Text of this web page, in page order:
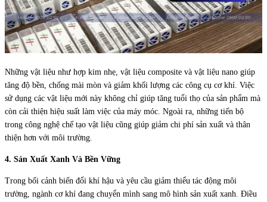
Những vật liệu như hợp kim nhẹ, vật liệu composite và vật liệu nano giúp
tăng độ bền, chống mài mòn và giảm khối lượng các công cụ cơ khí. Việc
sử dụng các vật liệu mới này không chỉ giúp tăng tuổi thọ của sản phẩm mà
còn cải thiện hiệu suất làm việc của máy móc. Ngoài ra, những tiến bộ
trong công nghệ chế tạo vật liệu cũng giúp giảm chi phí sản xuất và thân
thiện hơn với môi trường.
4. Sản Xuất Xanh Và Bền Vững
Trong bối cảnh biến đổi khí hậu và yêu cầu giảm thiểu tác động môi
trường, ngành cơ khí đang chuyển mình sang mô hình sản xuất xanh. Điều